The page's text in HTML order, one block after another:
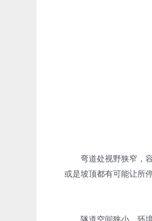
弯道处视野狭窄，容
或是坡顶都有可能让所
隧道空间狭小、环境